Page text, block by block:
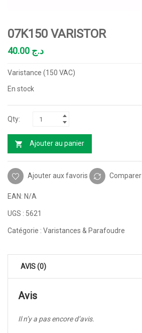
07K150 VARISTOR
د.ج
Varistance (150 VAC)
En stock
Ajouter au panier
Ajouter aux favoris Comparer
EAN: N/A
UGS : 5621
Catégorie : Varistances & Parafoudre
AVIS (0)
Avis
Il n’y a pas encore d’avis.